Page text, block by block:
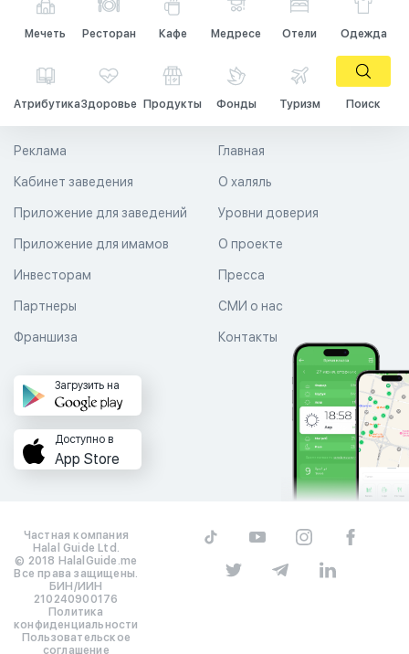
Мечеть Ресторан Кафе Медресе Отели Одежда
АтрибутикаЗдоровье Продукты Фонды Туризм Поиск
Главная
О халяль
Уровни доверия
Реклама
Кабинет заведения
Приложение для заведений
Приложение для имамов О проекте
Пресса
СМИ о нас
Контакты
Инвесторам
Партнеры
Франшиза
Загрузить на
Доступно в
App Store
Частная компания
Halal Guide Ltd.
© 2018 HalalGuide.me
Все права защищены.
БИН/ИИН
210240900176
Политика
конфиденциальности
Пользовательское
соглашение